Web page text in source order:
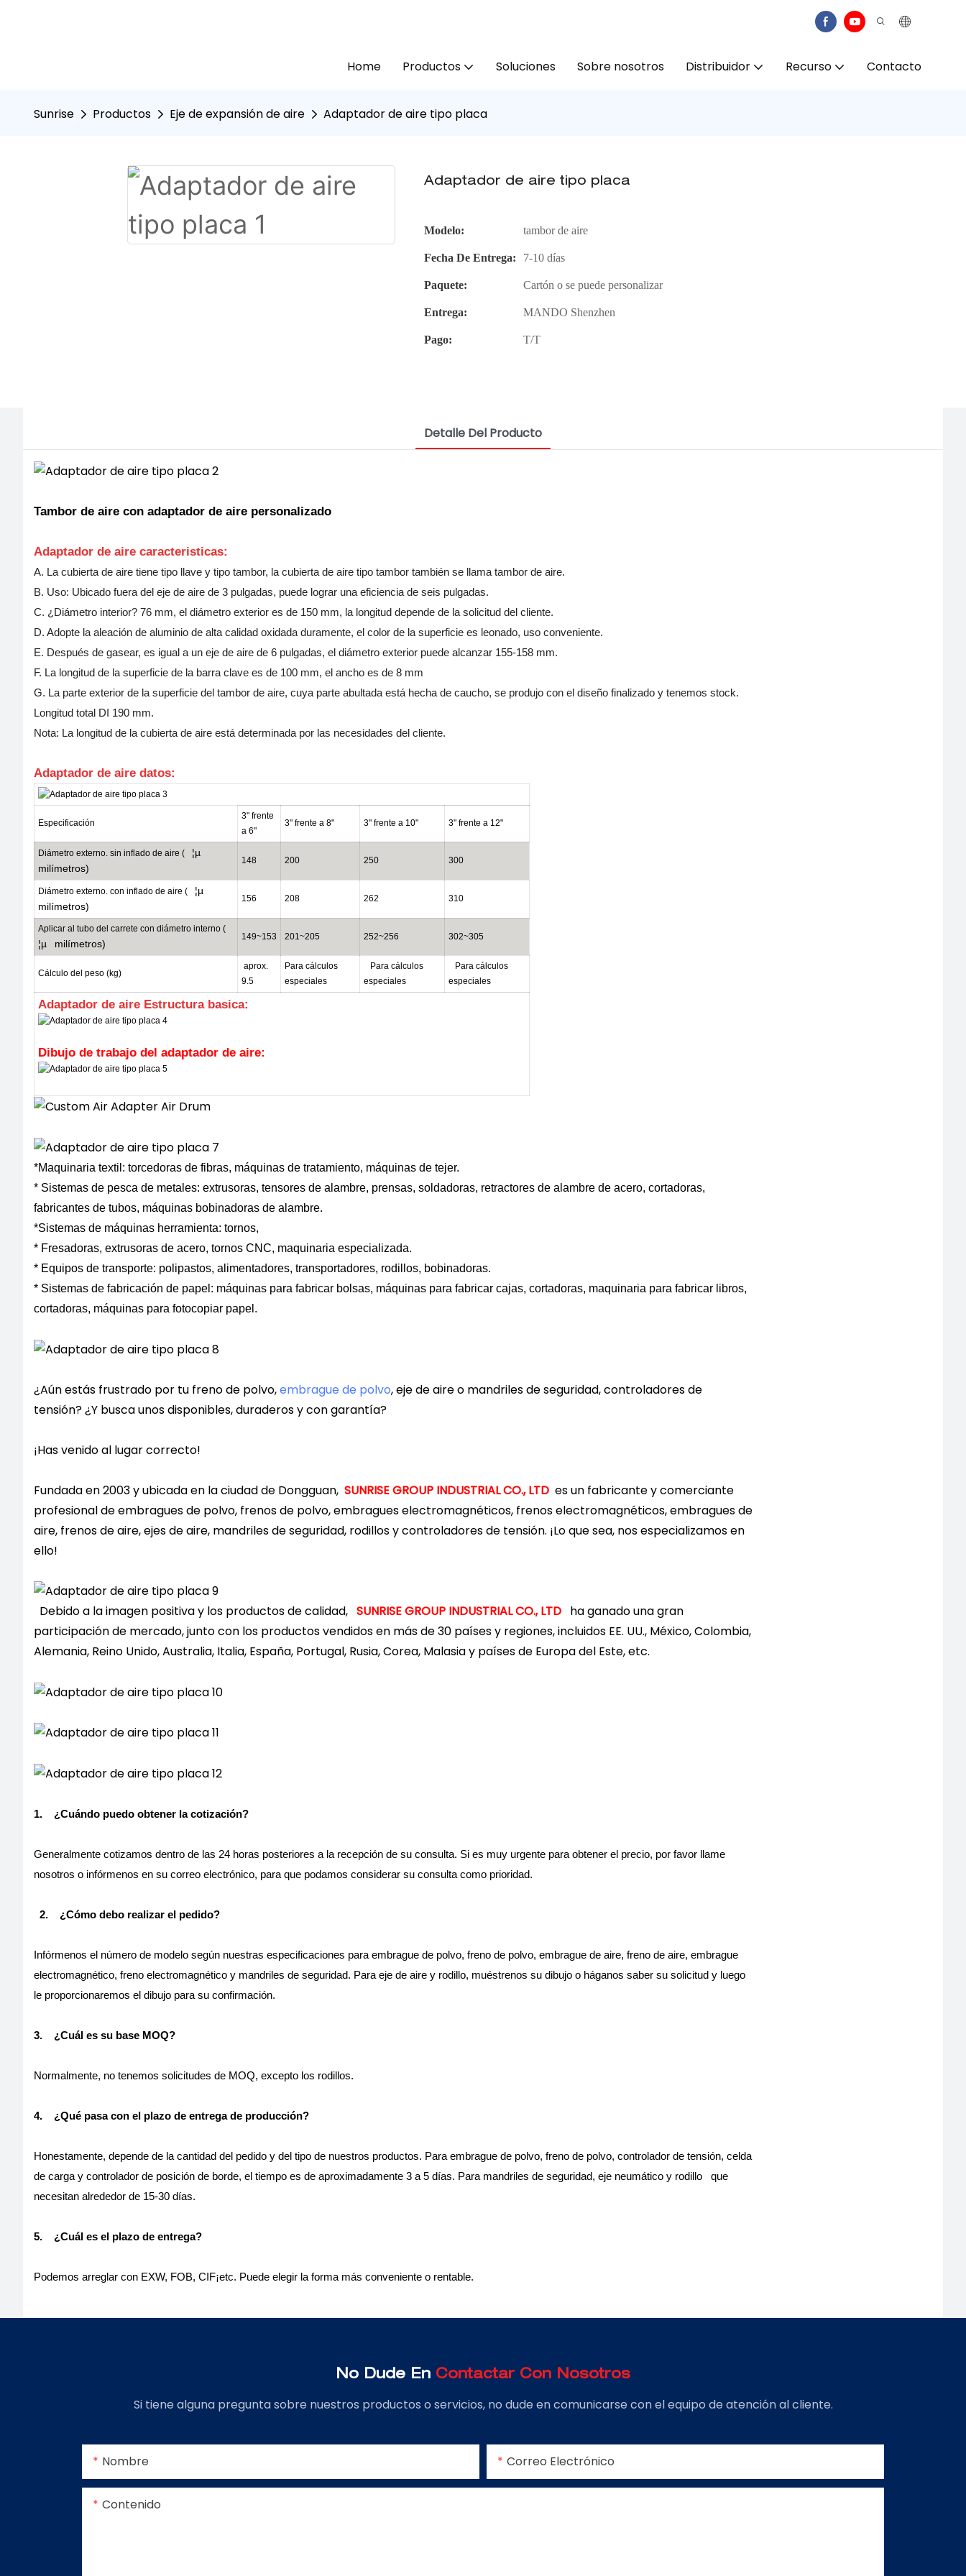
Home Productos Soluciones Sobre nosotros Distribuidor Recurso Contacto
Sunrise Productos Eje de expansión de aire Adaptador de aire tipo placa
Adaptador de aire tipo placa
Modelo: tambor de aire
Fecha De Entrega: 7-10 días
Paquete: Cartón o se puede personalizar
Entrega: MANDO Shenzhen
Pago: T/T
Detalle Del Producto
Tambor de aire con adaptador de aire personalizado
Adaptador de aire caracteristicas:
A. La cubierta de aire tiene tipo llave y tipo tambor, la cubierta de aire tipo tambor también se llama tambor de aire.
B. Uso: Ubicado fuera del eje de aire de 3 pulgadas, puede lograr una eficiencia de seis pulgadas.
C. ¿Diámetro interior? 76 mm, el diámetro exterior es de 150 mm, la longitud depende de la solicitud del cliente.
D. Adopte la aleación de aluminio de alta calidad oxidada duramente, el color de la superficie es leonado, uso conveniente.
E. Después de gasear, es igual a un eje de aire de 6 pulgadas, el diámetro exterior puede alcanzar 155-158 mm.
F. La longitud de la superficie de la barra clave es de 100 mm, el ancho es de 8 mm
G. La parte exterior de la superficie del tambor de aire, cuya parte abultada está hecha de caucho, se produjo con el diseño finalizado y tenemos stock.
Longitud total DI 190 mm.
Nota: La longitud de la cubierta de aire está determinada por las necesidades del cliente.
Adaptador de aire datos:
Especificación
3" frente
a 6"
3" frente a 8" 3" frente a 10" 3" frente a 12"
Diámetro externo. sin inflado de aire (
¦µ
milímetros)
148 200 250 300
Diámetro externo. con inflado de aire (
¦µ
milímetros)
156 208 262 310
Aplicar al tubo del carrete con diámetro interno (
¦µ milímetros)
149~153 201~205 252~256 302~305
Cálculo del peso (kg)
aprox.
9.5
Para cálculos
especiales
Para cálculos
especiales
Para cálculos
especiales
Adaptador de aire Estructura basica:
Dibujo de trabajo del adaptador de aire:
*Maquinaria textil: torcedoras de fibras, máquinas de tratamiento, máquinas de tejer.
* Sistemas de pesca de metales: extrusoras, tensores de alambre, prensas, soldadoras, retractores de alambre de acero, cortadoras,
fabricantes de tubos, máquinas bobinadoras de alambre.
*Sistemas de máquinas herramienta: tornos,
* Fresadoras, extrusoras de acero, tornos CNC, maquinaria especializada.
* Equipos de transporte: polipastos, alimentadores, transportadores, rodillos, bobinadoras.
* Sistemas de fabricación de papel: máquinas para fabricar bolsas, máquinas para fabricar cajas, cortadoras, maquinaria para fabricar libros,
cortadoras, máquinas para fotocopiar papel.
¿Aún estás frustrado por tu freno de polvo,embrague de polvo, eje de aire o mandriles de seguridad, controladores de
tensión? ¿Y busca unos disponibles, duraderos y con garantía?
¡Has venido al lugar correcto!
Fundada en 2003 y ubicada en la ciudad de Dongguan, SUNRISE GROUP INDUSTRIAL CO., LTD es un fabricante y comerciante
profesional de embragues de polvo, frenos de polvo, embragues electromagnéticos, frenos electromagnéticos, embragues de
aire, frenos de aire, ejes de aire, mandriles de seguridad, rodillos y controladores de tensión. ¡Lo que sea, nos especializamos en
ello!
Debido a la imagen positiva y los productos de calidad, SUNRISE GROUP INDUSTRIAL CO., LTD ha ganado una gran
participación de mercado, junto con los productos vendidos en más de 30 países y regiones, incluidos EE. UU., México, Colombia,
Alemania, Reino Unido, Australia, Italia, España, Portugal, Rusia, Corea, Malasia y países de Europa del Este, etc.
1. ¿Cuándo puedo obtener la cotización?
Generalmente cotizamos dentro de las 24 horas posteriores a la recepción de su consulta. Si es muy urgente para obtener el precio, por favor llame
nosotros o infórmenos en su correo electrónico, para que podamos considerar su consulta como prioridad.
2. ¿Cómo debo realizar el pedido?
Infórmenos el número de modelo según nuestras especificaciones para embrague de polvo, freno de polvo, embrague de aire, freno de aire, embrague
electromagnético, freno electromagnético y mandriles de seguridad. Para eje de aire y rodillo, muéstrenos su dibujo o háganos saber su solicitud y luego
le proporcionaremos el dibujo para su confirmación.
3. ¿Cuál es su base MOQ?
Normalmente, no tenemos solicitudes de MOQ, excepto los rodillos.
4. ¿Qué pasa con el plazo de entrega de producción?
Honestamente, depende de la cantidad del pedido y del tipo de nuestros productos. Para embrague de polvo, freno de polvo, controlador de tensión, celda
de carga y controlador de posición de borde, el tiempo es de aproximadamente 3 a 5 días. Para mandriles de seguridad, eje neumático y rodillo
que
necesitan alrededor de 15-30 días.
5. ¿Cuál es el plazo de entrega?
Podemos arreglar con EXW, FOB, CIF¡etc. Puede elegir la forma más conveniente o rentable.
No Dude En Contactar Con Nosotros
Si tiene alguna pregunta sobre nuestros productos o servicios, no dude en comunicarse con el equipo de atención al cliente.
Nombre Correo Electrónico
Contenido